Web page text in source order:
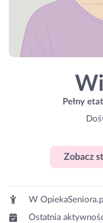
Pełny
Zobacz
W
Ostatnia